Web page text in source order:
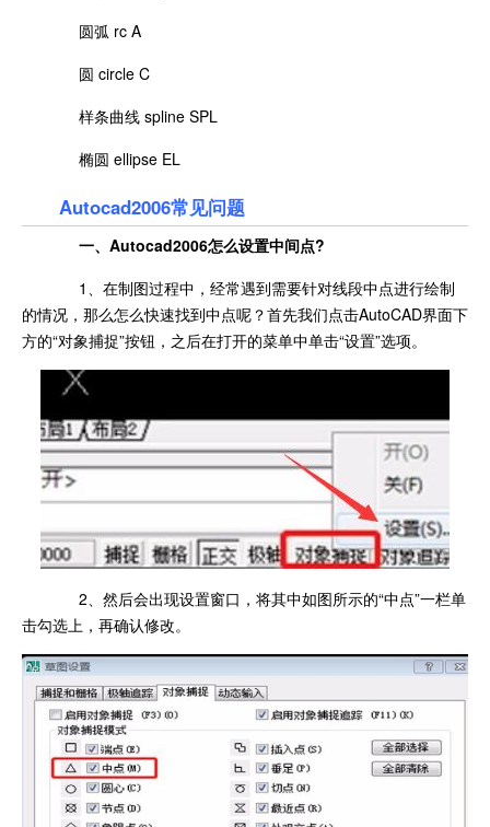
圆弧 rc A
圆 circle C
样条曲线 spline SPL
椭圆 ellipse EL
Autocad2006常见问题
一、Autocad2006怎么设置中间点?
1、在制图过程中，经常遇到需要针对线段中点进行绘制
的情况，那么怎么快速找到中点呢？首先我们点击AutoCAD界面下
方的“对象捕捉”按钮，之后在打开的菜单中单击“设置”选项。
2、然后会出现设置窗口，将其中如图所示的“中点”一栏单
击勾选上，再确认修改。